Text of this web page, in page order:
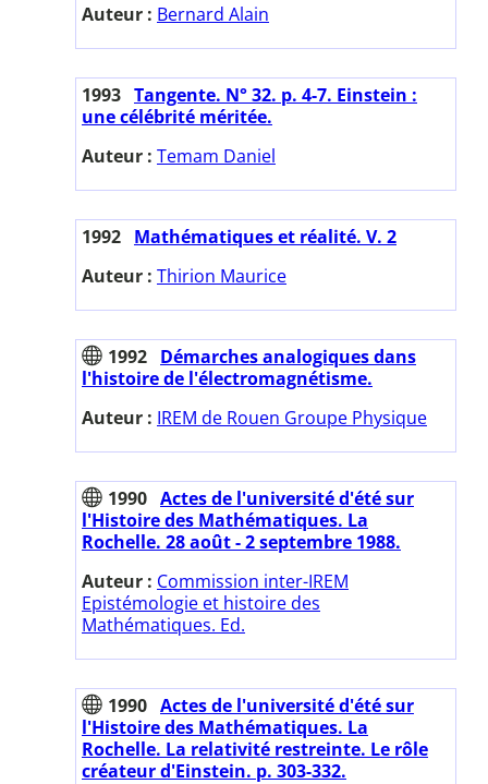
Auteur : Bernard Alain
1993 Tangente. N° 32. p. 4-7. Einstein :
une célébrité méritée.
Auteur : Temam Daniel
1992 Mathématiques et réalité. V. 2
Auteur : Thirion Maurice
1992 Démarches analogiques dans
l'histoire de l'électromagnétisme.
Auteur : IREM de Rouen Groupe Physique
1990 Actes de l'université d'été sur
l'Histoire des Mathématiques. La
Rochelle. 28 août - 2 septembre 1988.
Auteur : Commission inter-IREM
Epistémologie et histoire des
Mathématiques. Ed.
1990 Actes de l'université d'été sur
l'Histoire des Mathématiques. La
Rochelle. La relativité restreinte. Le rôle
créateur d'Einstein. p. 303-332.